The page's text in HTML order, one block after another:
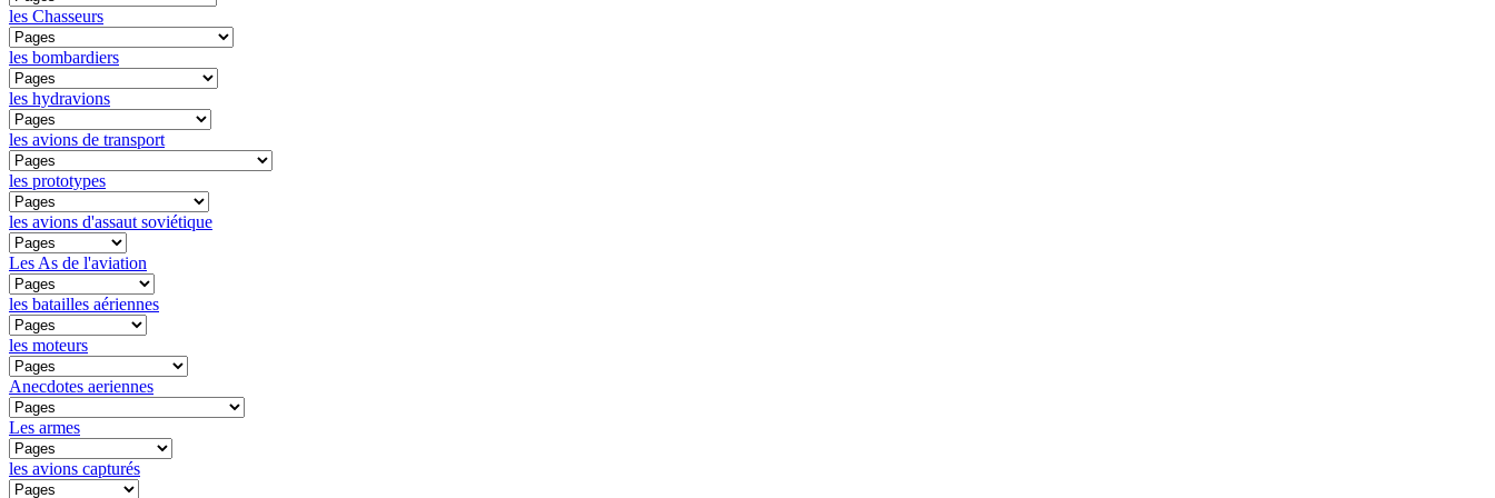
les Chasseurs
les bombardiers
les hydravions
les avions de transport
les prototypes
les avions d'assaut soviétique
Les As de l'aviation
les batailles aériennes
les moteurs
Anecdotes aeriennes
Les armes
les avions capturés